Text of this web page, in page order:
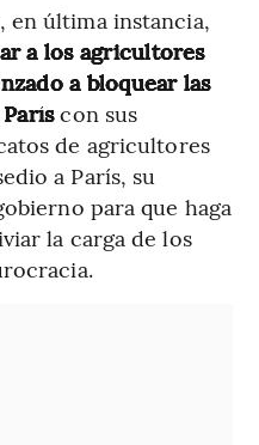
en última instancia,
a los agricultores
a bloquear las
con sus
de agricultores
a París, su
para que haga
la carga de los